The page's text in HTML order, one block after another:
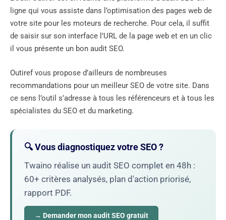
ligne qui vous assiste dans l’optimisation des pages web de
votre site pour les moteurs de recherche. Pour cela, il suffit
de saisir sur son interface l’URL de la page web et en un clic
il vous présente un bon audit SEO.
Outiref vous propose d’ailleurs de nombreuses
recommandations pour un meilleur SEO de votre site. Dans
ce sens l’outil s’adresse à tous les référenceurs et à tous les
spécialistes du SEO et du marketing.
🔍 Vous diagnostiquez votre SEO ?
Twaino réalise un audit SEO complet en 48h :
60+ critères analysés, plan d'action priorisé,
rapport PDF.
→ Demander mon audit SEO gratuit